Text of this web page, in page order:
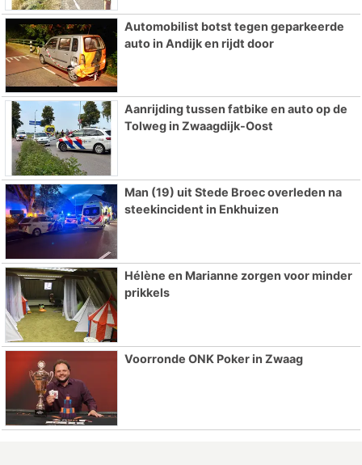
Automobilist botst tegen geparkeerde
auto in Andijk en rijdt door
Aanrijding tussen fatbike en auto op de
Tolweg in Zwaagdijk-Oost
Man (19) uit Stede Broec overleden na
steekincident in Enkhuizen
Hélène en Marianne zorgen voor minder
prikkels
Voorronde ONK Poker in Zwaag